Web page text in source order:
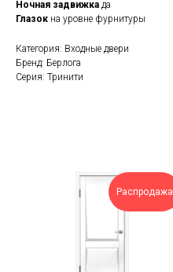
Ночная задвижка да
Глазок на уровне фурнитуры
Категория: Входные двери
Бренд: Берлога
Серия: Тринити
Распродажа